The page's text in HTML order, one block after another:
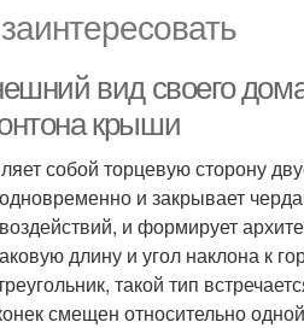
вид своего
крыши
собой торцевую сторону
и закрывает
и формирует
длину и угол наклона к
такой тип
смещен относительно